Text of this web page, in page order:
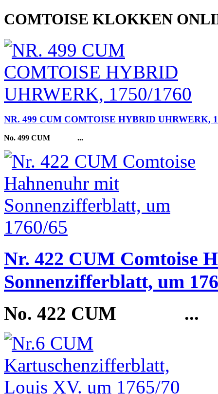
COMTOISE KLOKKEN
NR. 499 CUM COMTOISE HYBRID UHRWERK,
No. 499 CUM ...
Nr. 422 CUM Comtoise
Sonnenzifferblatt, um
No. 422 CUM ...